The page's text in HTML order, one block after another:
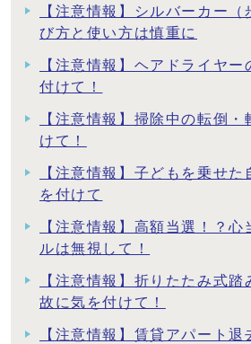
【注意情報】シルバーカー
び方と使い方は慎重に
【注意情報】ヘアドライヤ
付けて！
【注意情報】掃除中の転倒
けて！
【注意情報】子どもを乗せ
を付けて
【注意情報】高額当選！？
ルは無視して！
【注意情報】折りたたみ式
故に気を付けて！
【注意情報】賃貸アパート